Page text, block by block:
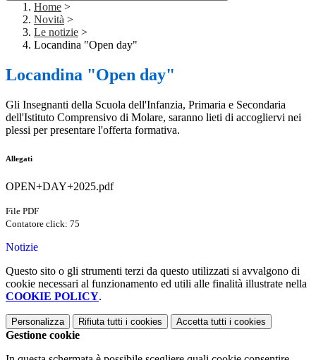
Home >
Novità >
Le notizie >
Locandina "Open day"
Locandina "Open day"
Gli Insegnanti della Scuola dell'Infanzia, Primaria e Secondaria
dell'Istituto Comprensivo di Molare, saranno lieti di accogliervi nei
plessi per presentare l'offerta formativa.
Allegati
OPEN+DAY+2025.pdf
File PDF
Contatore click: 75
Notizie
Questo sito o gli strumenti terzi da questo utilizzati si avvalgono di
cookie necessari al funzionamento ed utili alle finalità illustrate nella
COOKIE POLICY.
Personalizza Rifiuta tutti i cookies Accetta tutti i cookies
Gestione cookie